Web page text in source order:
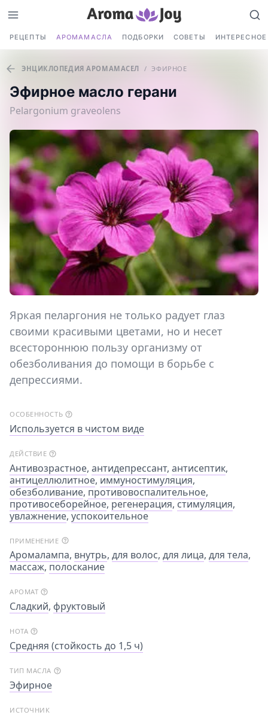
РЕЦЕПТЫ АРОМАМАСЛА ПОДБОРКИ СОВЕТЫ ИНТЕРЕСНОЕ
ЭНЦИКЛОПЕДИЯ АРОМАМАСЕЛ / ЭФИРНОЕ
Эфирное масло герани
Pelargonium graveolens
Яркая пеларгония не только радует глаз
своими красивыми цветами, но и несет
всестороннюю пользу организму от
обезболивания до помощи в борьбе с
депрессиями.
ОСОБЕННОСТЬ
Используется в чистом виде
ДЕЙСТВИЕ
Антивозрастное, антидепрессант, антисептик,
антицеллюлитное, иммуностимуляция,
обезболивание, противовоспалительное,
противосеборейное, регенерация, стимуляция,
увлажнение, успокоительное
ПРИМЕНЕНИЕ
Аромалампа, внутрь, для волос, для лица, для тела,
массаж, полоскание
АРОМАТ
Сладкий, фруктовый
НОТА
Средняя (стойкость до 1,5 ч)
ТИП МАСЛА
Эфирное
ИСТОЧНИК